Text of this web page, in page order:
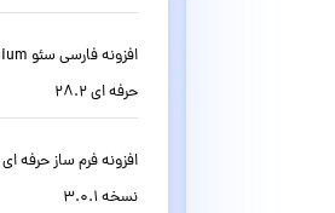
حرفه ای 28.2
نسخه 3.0.1